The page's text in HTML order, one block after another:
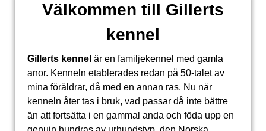
Välkommen till Gillerts
kennel
Gillerts kennel är en familjekennel med gamla
anor. Kenneln etablerades redan på 50-talet av
mina föräldrar, då med en annan ras. Nu när
kenneln åter tas i bruk, vad passar då inte bättre
än att fortsätta i en gammal anda och föda upp en